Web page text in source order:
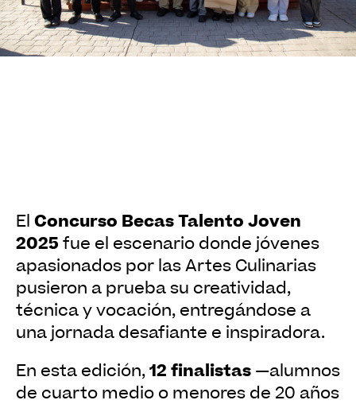
El Concurso Becas Talento Joven
2025 fue el escenario donde jóvenes
apasionados por las Artes Culinarias
pusieron a prueba su creatividad,
técnica y vocación, entregándose a
una jornada desafiante e inspiradora.
En esta edición,12 finalistas —alumnos
de cuarto medio o menores de 20 años